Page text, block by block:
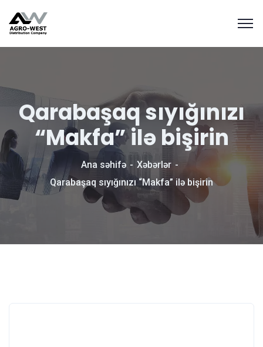
Qarabaşaq sıyığınızı
“Makfa” ilə bişirin
Ana səhifə
Xəbərlər
Qarabaşaq sıyığınızı “Makfa” ilə bişirin